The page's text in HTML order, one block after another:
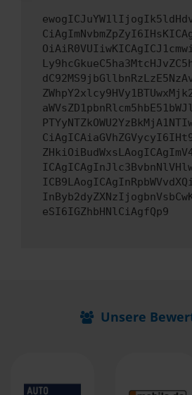
eSI6IGZhbHNlCiAgfQp9
Unsere